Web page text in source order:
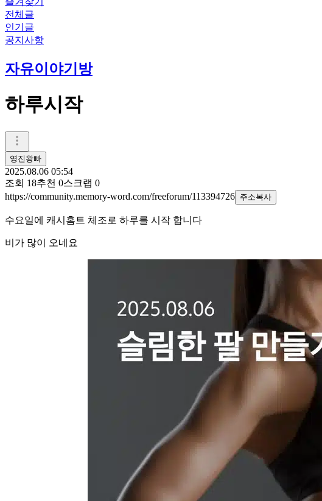
전체글
인기글
공지사항
자유이야기방
하루시작
영진왕빠
2025.08.06 05:54
조회 18추천 0스크랩 0
https://community.memory-word.com/freeforum/113394726 주소복사
수요일에 캐시홈트 체조로 하루를 시작 합니다
비가 많이 오네요